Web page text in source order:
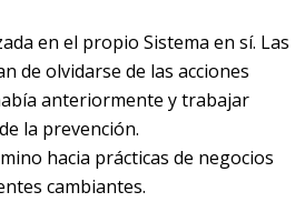
en el propio Sistema en sí. Las
de olvidarse de las acciones
anteriormente y trabajar
la prevención.
hacia prácticas de negocios
cambiantes.